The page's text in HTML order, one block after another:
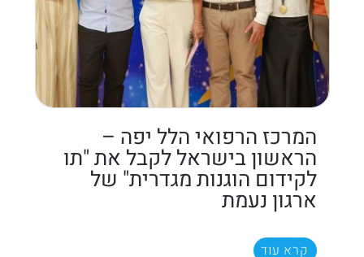
המרכז הרפואי הלל יפה –
הראשון בישראל לקבל את "תו
לקידום הוגנות מגדרית" של
ארגון נעמת
קרא עוד